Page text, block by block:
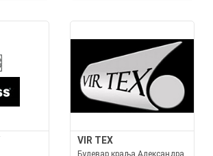
VIR TEX
Булевар краља Александра